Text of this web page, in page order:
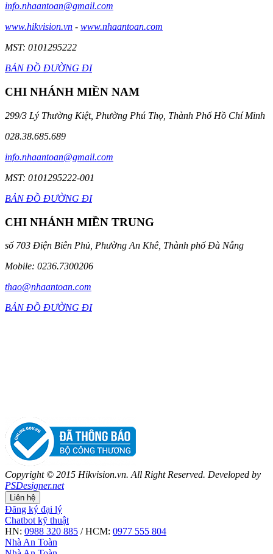
info.nhaantoan@gmail.com
www.hikvision.vn - www.nhaantoan.com
MST: 0101295222
BẢN ĐỒ ĐƯỜNG ĐI
CHI NHÁNH MIỀN NAM
299/3 Lý Thường Kiệt, Phường Phú Thọ, Thành Phố Hồ Chí Minh
028.38.685.689
info.nhaantoan@gmail.com
MST: 0101295222-001
BẢN ĐỒ ĐƯỜNG ĐI
CHI NHÁNH MIỀN TRUNG
số 703 Điện Biên Phủ, Phường An Khê, Thành phố Đà Nẵng
Mobile: 0236.7300206
thao@nhaantoan.com
BẢN ĐỒ ĐƯỜNG ĐI
Copyright © 2015 Hikvision.vn. All Right Reserved. Developed by
PSDesigner.net
Liên hệ
Đăng ký đại lý
Chatbot kỹ thuật
HN: 0988 320 885 / HCM: 0977 555 804
Nhà An Toàn